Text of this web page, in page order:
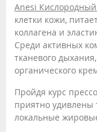
Anesi Кислородный
клетки кожи,
коллагена и
Среди активных
тканевого
органического
Пройдя курс
приятно удивлены
локальные